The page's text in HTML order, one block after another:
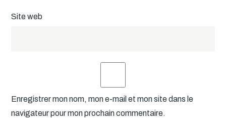
Site web
Enregistrer mon nom, mon e-mail et mon site dans le
navigateur pour mon prochain commentaire.